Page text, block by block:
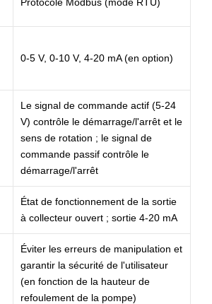
0-5 V, 0-10 V, 4-20 mA (en option)
Le signal de commande actif (5-24
V) contrôle le démarrage/l'arrêt et le
sens de rotation ; le signal de
commande passif contrôle le
démarrage/l'arrêt
État de fonctionnement de la sortie
à collecteur ouvert ; sortie 4-20 mA
Éviter les erreurs de manipulation et
garantir la sécurité de l'utilisateur
(en fonction de la hauteur de
refoulement de la pompe)